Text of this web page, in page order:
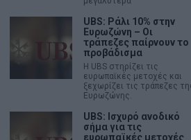
Η αληθινή παιδεία ξεκινά από την
UBS: Ράλι 10% στην
Ευρωζώνη – Οι
τράπεζες παίρνουν το
προβάδισμα
Η UBS στηρίζει τις
ευρωπαϊκές μετοχές και
ξεχωρίζει τις τράπεζες
Ευρωζώνης.
UBS: Ισχυρό ανοδικό
σήμα για τις
ευρωπαϊκές μετοχές